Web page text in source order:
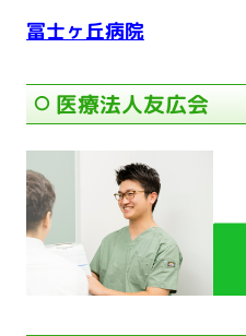
冨士ヶ丘病院
医療法人友広会